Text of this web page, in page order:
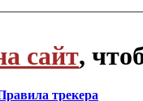
сайт,
трекера